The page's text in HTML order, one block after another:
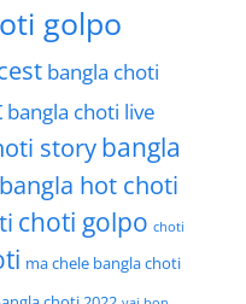
golpo
bangla choti
bangla choti live
storybangla
bangla hot choti
choti golpo choti
ma chele bangla choti